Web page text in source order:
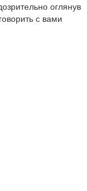
оглянув
с вами